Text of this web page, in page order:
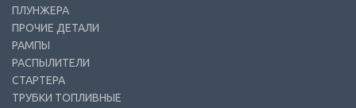
ПЛУНЖЕРА
ПРОЧИЕ ДЕТАЛИ
РАМПЫ
РАСПЫЛИТЕЛИ
СТАРТЕРА
ТРУБКИ ТОПЛИВНЫЕ